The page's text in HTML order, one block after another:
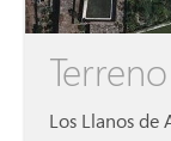
Los Llanos de